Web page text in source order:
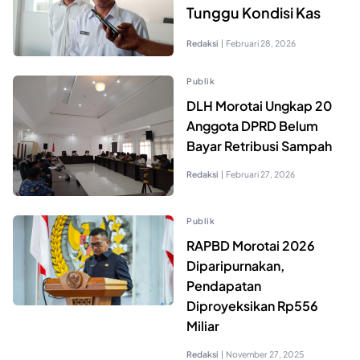
Tunggu Kondisi Kas
Redaksi | Februari 28, 2026
Publik
DLH Morotai Ungkap 20
Anggota DPRD Belum
Bayar Retribusi Sampah
Redaksi | Februari 27, 2026
Publik
RAPBD Morotai 2026
Diparipurnakan,
Pendapatan
Diproyeksikan Rp556
Miliar
Redaksi | November 27, 2025